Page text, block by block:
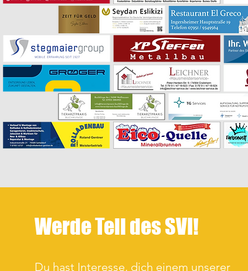
Werde Teil des SVI!
Du hast Interesse, dich einem unserer